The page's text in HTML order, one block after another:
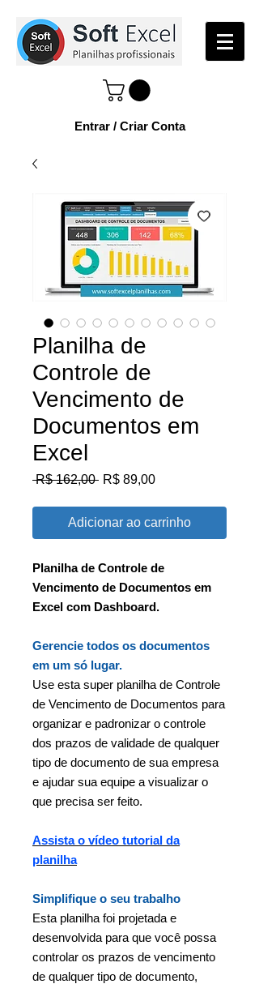
Entrar / Criar Conta
Planilha de
Controle de
Vencimento de
Documentos em
Excel
R$ 162,00 Preço
R$ 89,00Preço
Adicionar ao carrinho
Planilha de Controle de
Vencimento de Documentos em
Excel com Dashboard.
Gerencie todos os documentos
em um só lugar.
Use esta super planilha de Controle
de Vencimento de Documentos para
organizar e padronizar o controle
dos prazos de validade de qualquer
tipo de documento de sua empresa
e ajudar sua equipe a visualizar o
que precisa ser feito.
Assista o vídeo tutorial da
planilha
Simplifique o seu trabalho
Esta planilha foi projetada e
desenvolvida para que você possa
controlar os prazos de vencimento
de qualquer tipo de documento,